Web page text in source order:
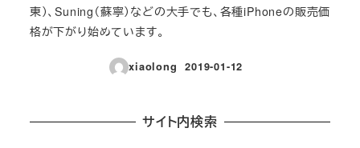
東）、Suning（蘇寧）などの大手でも、各種iPhoneの販売価
格が下がり始めています。
xiaolong
投稿日
2019-01-12
サイト内検索